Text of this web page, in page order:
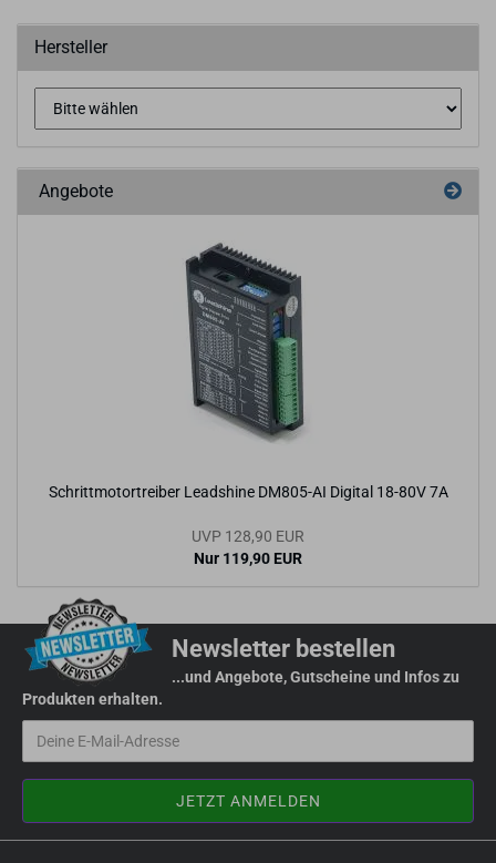
Hersteller
Angebote
Schritt­mo­tor­trei­ber Leadshi­ne DM805-​AI Di­gi­tal 18-​80V 7A
UVP 128,90 EUR
Nur 119,90 EUR
Newsletter bestellen
...und Angebote, Gutscheine und Infos zu
Produkten erhalten.